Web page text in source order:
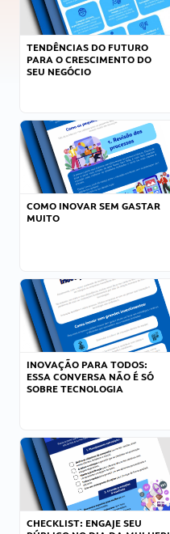
TENDÊNCIAS DO FUTURO
PARA O CRESCIMENTO DO
SEU NEGÓCIO
COMO INOVAR SEM GASTAR
MUITO
INOVAÇÃO PARA TODOS:
ESSA CONVERSA NÃO É SÓ
SOBRE TECNOLOGIA
CHECKLIST: ENGAJE SEU